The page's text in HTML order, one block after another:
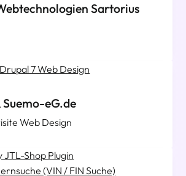
Sartorius
Suemo-eG.de
Web Design